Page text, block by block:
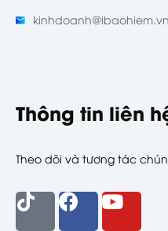
kinhdoanh@ibaohiem.vn
Thông tin liên
Theo dõi và tương tác